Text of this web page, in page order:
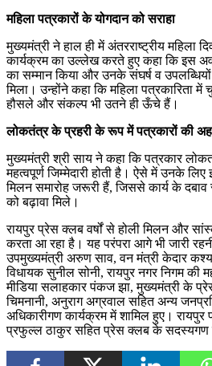
महिला पत्रकारों के योगदान को सराहा
मुख्यमंत्री ने हाल ही में अंतरराष्ट्रीय महिला
कार्यक्रम का उल्लेख करते हुए कहा कि इस
का सम्मान किया और उनके संघर्ष व
मिला। उन्होंने कहा कि महिला पत्रकारिता
हौसले और संकल्प भी उतने ही ऊँचे हैं।
लोकतंत्र के प्रहरी के रूप में पत्रकारों की
मुख्यमंत्री श्री साय ने कहा कि पत्रकार
महत्वपूर्ण जिम्मेदारी होती है। ऐसे में उनके
मिलन समारोह जरूरी हैं, जिससे कार्य के
को बढ़ावा मिले।
रायपुर प्रेस क्लब वर्षों से होली मिलन और
करता आ रहा है। यह परंपरा आगे भी जारी
उपमुख्यमंत्री अरुण साव, वन मंत्री केदार
विधायक सुनील सोनी, रायपुर नगर निगम की
मीडिया सलाहकार पंकज झा, मुख्यमंत्री के
चिमनानी, अनुराग अग्रवाल सहित अन्य
अधिकारीगण कार्यक्रम में शामिल हुए।
प्रफुल्ल ठाकुर सहित प्रेस क्लब के सदस्यगण